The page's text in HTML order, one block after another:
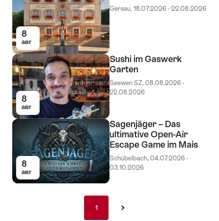
8
авг
Gersau, 18.07.2026 - 22.08.2026
8
авг
Sushi im Gaswerk
Garten
Seewen SZ, 08.08.2026 -
22.08.2026
8
авг
Sagenjäger – Das
ultimative Open-Air
Escape Game im Mais
Schübelbach, 04.07.2026 -
03.10.2026
11 ›